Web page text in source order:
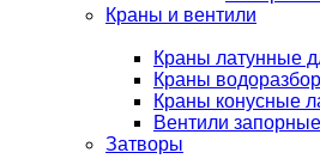
Краны и вентили
Краны латунные
Краны
Краны конусные
Вентили запорные
Затворы